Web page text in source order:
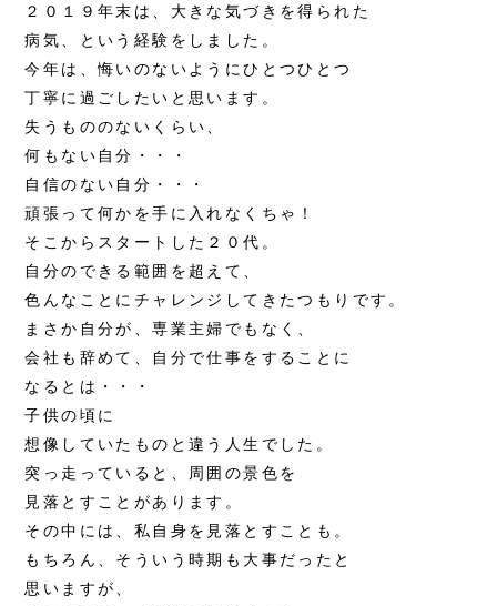
２０１９年末は、大きな気づきを得られた
病気、という経験をしました。
今年は、悔いのないようにひとつひとつ
丁寧に過ごしたいと思います。
失うもののないくらい、
何もない自分・・・
自信のない自分・・・
頑張って何かを手に入れなくちゃ！
そこからスタートした２０代。
自分のできる範囲を超えて、
色んなことにチャレンジしてきたつもりです。
まさか自分が、専業主婦でもなく、
会社も辞めて、自分で仕事をすることに
なるとは・・・
子供の頃に
想像していたものと違う人生でした。
突っ走っていると、周囲の景色を
見落とすことがあります。
その中には、私自身を見落とすことも。
もちろん、そういう時期も大事だったと
思いますが、